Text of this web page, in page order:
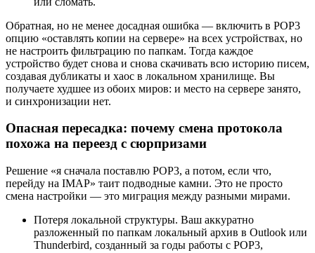
Обратная, но не менее досадная ошибка — включить в POP3
опцию «оставлять копии на сервере» на всех устройствах, но
не настроить фильтрацию по папкам. Тогда каждое
устройство будет снова и снова скачивать всю историю писем,
создавая дубликаты и хаос в локальном хранилище. Вы
получаете худшее из обоих миров: и место на сервере занято,
и синхронизации нет.
Опасная пересадка: почему смена протокола
похожа на переезд с сюрпризами
Решение «я сначала поставлю POP3, а потом, если что,
перейду на IMAP» таит подводные камни. Это не просто
смена настройки — это миграция между разными мирами.
Потеря локальной структуры. Ваш аккуратно
разложенный по папкам локальный архив в Outlook или
Thunderbird, созданный за годы работы с POP3,